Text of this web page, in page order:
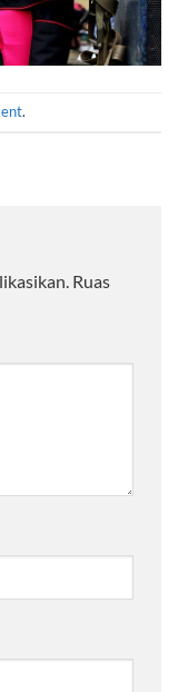
.
Ruas